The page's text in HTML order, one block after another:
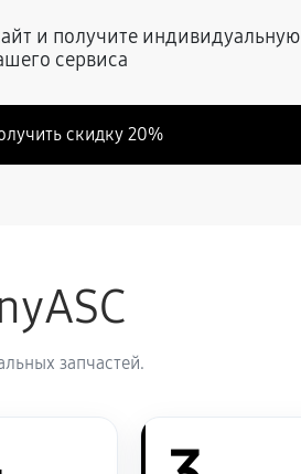
и получите индивидуальную
сервиса
скидку 20%
запчастей.